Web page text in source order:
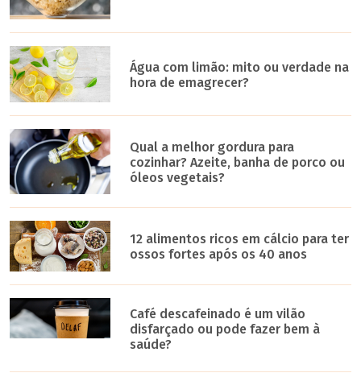
Água com limão: mito ou verdade na
hora de emagrecer?
Qual a melhor gordura para
cozinhar? Azeite, banha de porco ou
óleos vegetais?
12 alimentos ricos em cálcio para ter
ossos fortes após os 40 anos
Café descafeinado é um vilão
disfarçado ou pode fazer bem à
saúde?